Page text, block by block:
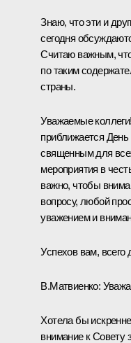
Знаю, что эти и
сегодня
Считаю важным,
по таким
страны.
Уважаемые
приближается
священным для
мероприятия в
важно, чтобы
вопросу, любой
уважением и
Успехов вам, всего
В.Матвиенко:
Хотела бы
внимание к Совету